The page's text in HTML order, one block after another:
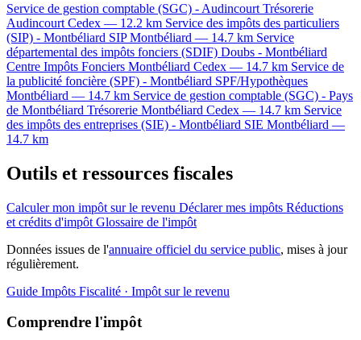
Service de gestion comptable (SGC) - Audincourt Trésorerie
Audincourt Cedex — 12.2 km Service des impôts des particuliers
(SIP) - Montbéliard SIP Montbéliard — 14.7 km Service
départemental des impôts fonciers (SDIF) Doubs - Montbéliard
Centre Impôts Fonciers Montbéliard Cedex — 14.7 km Service de
la publicité foncière (SPF) - Montbéliard SPF/Hypothèques
Montbéliard — 14.7 km Service de gestion comptable (SGC) - Pays
de Montbéliard Trésorerie Montbéliard Cedex — 14.7 km Service
des impôts des entreprises (SIE) - Montbéliard SIE Montbéliard —
14.7 km
Outils et ressources fiscales
Calculer mon impôt sur le revenu Déclarer mes impôts Réductions
et crédits d'impôt Glossaire de l'impôt
Données issues de l'annuaire officiel du service public, mises à jour
régulièrement.
Guide Impôts Fiscalité · Impôt sur le revenu
Comprendre l'impôt